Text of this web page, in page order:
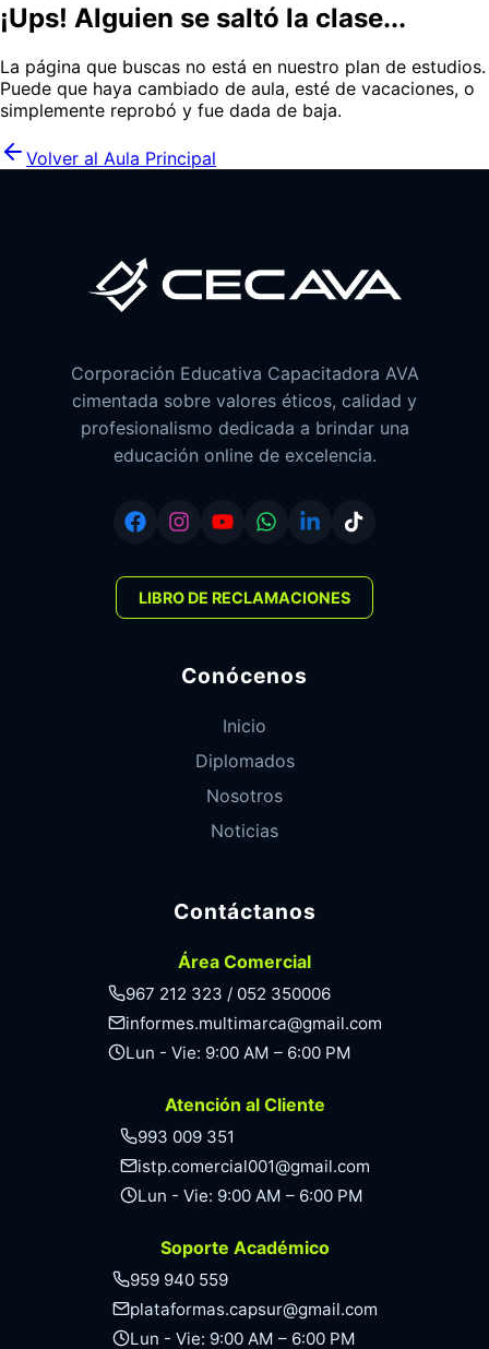
¡Ups! Alguien se saltó la clase...
La página que buscas no está en nuestro plan de estudios.
Puede que haya cambiado de aula, esté de vacaciones, o
simplemente reprobó y fue dada de baja.
Volver al Aula Principal
Corporación Educativa Capacitadora AVA
cimentada sobre valores éticos, calidad y
profesionalismo dedicada a brindar una
educación online de excelencia.
LIBRO DE RECLAMACIONES
Conócenos
Inicio
Diplomados
Nosotros
Noticias
Contáctanos
Área Comercial
967 212 323 / 052 350006
informes.multimarca@gmail.com
Lun - Vie: 9:00 AM – 6:00 PM
Atención al Cliente
993 009 351
istp.comercial001@gmail.com
Lun - Vie: 9:00 AM – 6:00 PM
Soporte Académico
959 940 559
plataformas.capsur@gmail.com
Lun - Vie: 9:00 AM – 6:00 PM